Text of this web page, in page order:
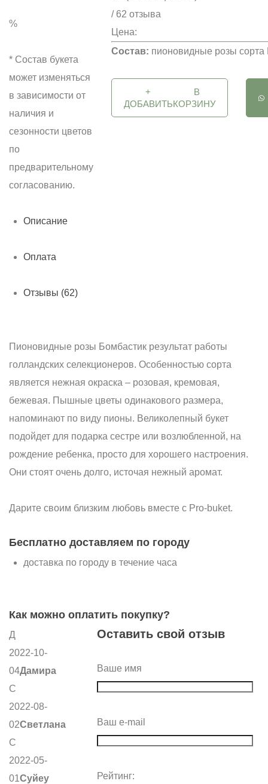
%
* Состав букета
может изменяться
в зависимости от
наличия и
сезонности цветов
по
предварительному
согласованию.
/ 62 отзыва
Цена:
Состав: пионовидные розы
+
ДОБАВИТЬ
В
КОРЗИНУ
Описание
Оплата
Отзывы (62)
Пионовидные розы Бомбастик результат работы
голландских селекционеров. Особенностью сорта
является нежная окраска – розовая, кремовая,
бежевая. Пышные цветы одинакового размера,
напоминают по виду пионы. Великолепный букет
подойдет для подарка сестре или возлюбленной, на
рождение ребенка, просто для хорошего настроения.
Они стоят очень долго, источая нежный аромат.
Дарите своим близким любовь вместе с Pro-buket.
Бесплатно доставляем по городу
доставка по городу в течение часа
Как можно оплатить покупку?
Д
2022-10-
04Дамира
С
2022-08-
02Светлана
С
2022-05-
01Суйеу
Оставить свой отзыв
Ваше имя
Ваш e-mail
Рейтинг: